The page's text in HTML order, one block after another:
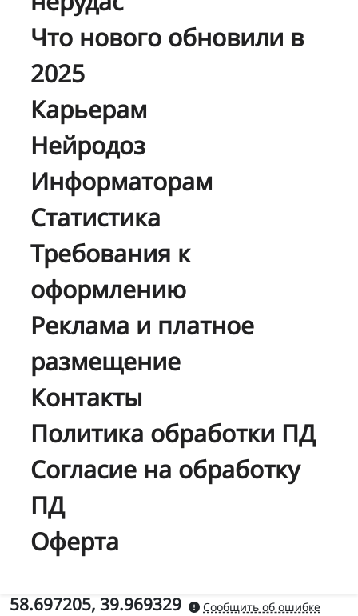
Что нового обновили в
2025
Карьерам
Нейродоз
Информаторам
Статистика
Требования к
оформлению
Реклама и платное
размещение
Контакты
Политика обработки ПД
Согласие на обработку
ПД
Оферта
58.697205, 39.969329 Сообщить об ошибке